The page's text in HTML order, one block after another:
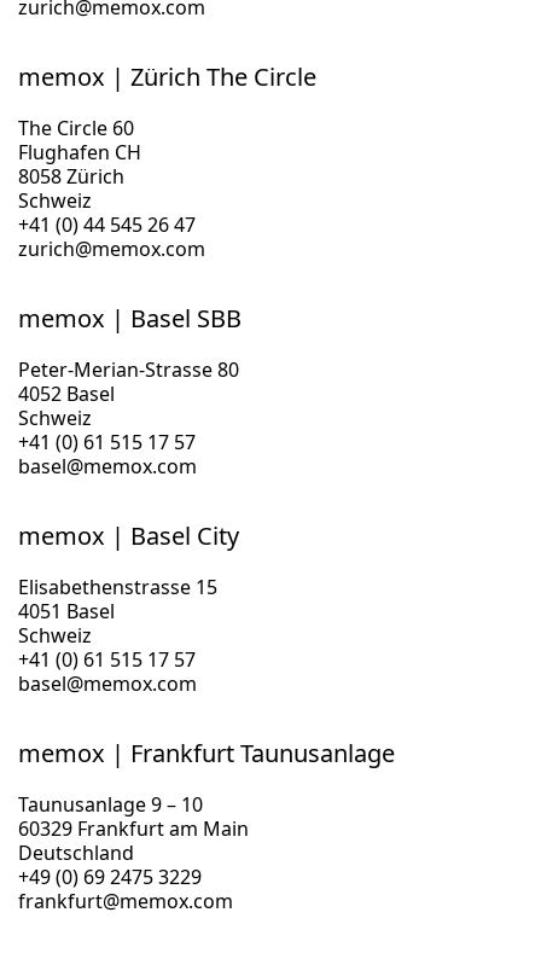
zurich@memox.com
memox | Zürich The Circle
The Circle 60
Flughafen CH
8058 Zürich
Schweiz
+41 (0) 44 545 26 47
zurich@memox.com
memox | Basel SBB
Peter-Merian-Strasse 80
4052 Basel
Schweiz
+41 (0) 61 515 17 57
basel@memox.com
memox | Basel City
Elisabethenstrasse 15
4051 Basel
Schweiz
+41 (0) 61 515 17 57
basel@memox.com
memox | Frankfurt Taunusanlage
Taunusanlage 9 – 10
60329 Frankfurt am Main
Deutschland
+49 (0) 69 2475 3229
frankfurt@memox.com